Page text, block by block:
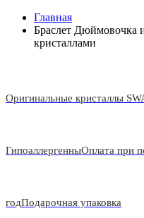
Главная
Браслет Дюймовочка
кристаллами
Оригинальные кристаллы
ГипоаллергенныОплата при
годПодарочная упаковка